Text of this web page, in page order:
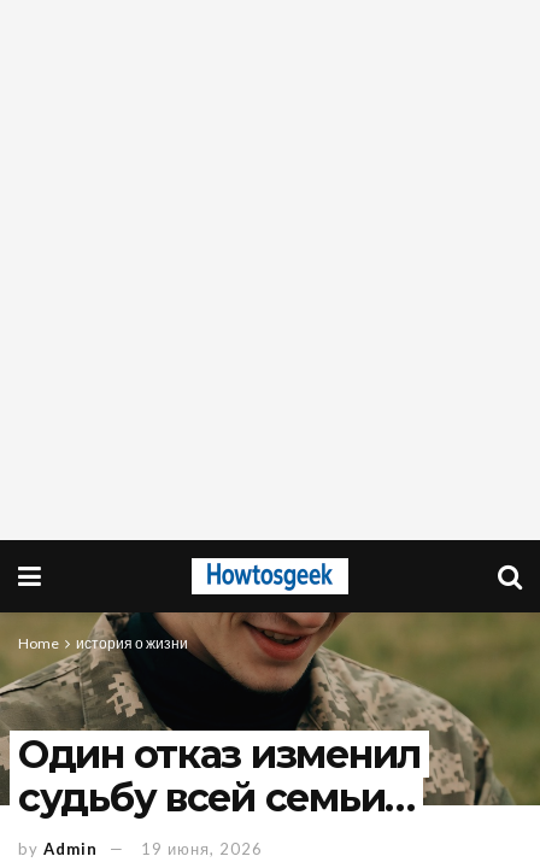
Home история о жизни
Oдин отказ изменил
судьбу всей семьи…
by Admin 19 июня, 2026